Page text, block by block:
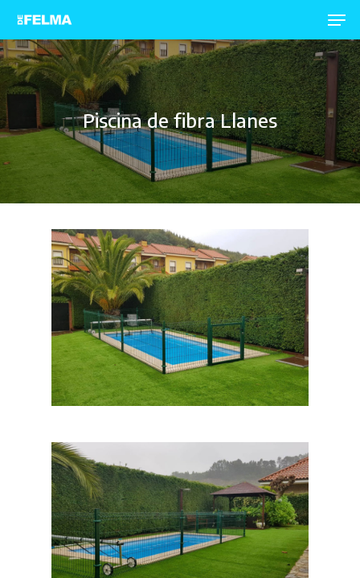
Hit enter to search or ESC to close
Piscina de fibra Llanes